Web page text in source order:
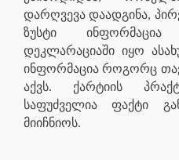
დარღვევა დაადგინა,
ზუსტი
დეკლარაციაში იყო
ინფორმაცია როგორც
აქვს. ქარტიის
საფუძველია ფაქტი
მიიჩნიოს.